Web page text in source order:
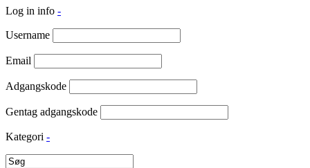
Log in info -
Username
Email
Adgangskode
Gentag adgangskode
Kategori -